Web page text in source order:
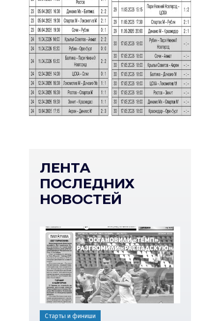
ЛЕНТА
ПОСЛЕДНИХ
НОВОСТЕЙ
Старты и финиши